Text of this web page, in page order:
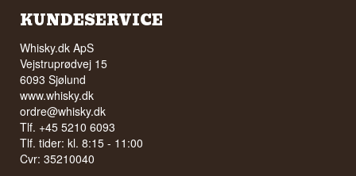
KUNDESERVICE
Whisky.dk ApS
Vejstruprødvej 15
6093 Sjølund
www.whisky.dk
ordre@whisky.dk
Tlf. +45 5210 6093
Tlf. tider: kl. 8:15 - 11:00
Cvr: 35210040